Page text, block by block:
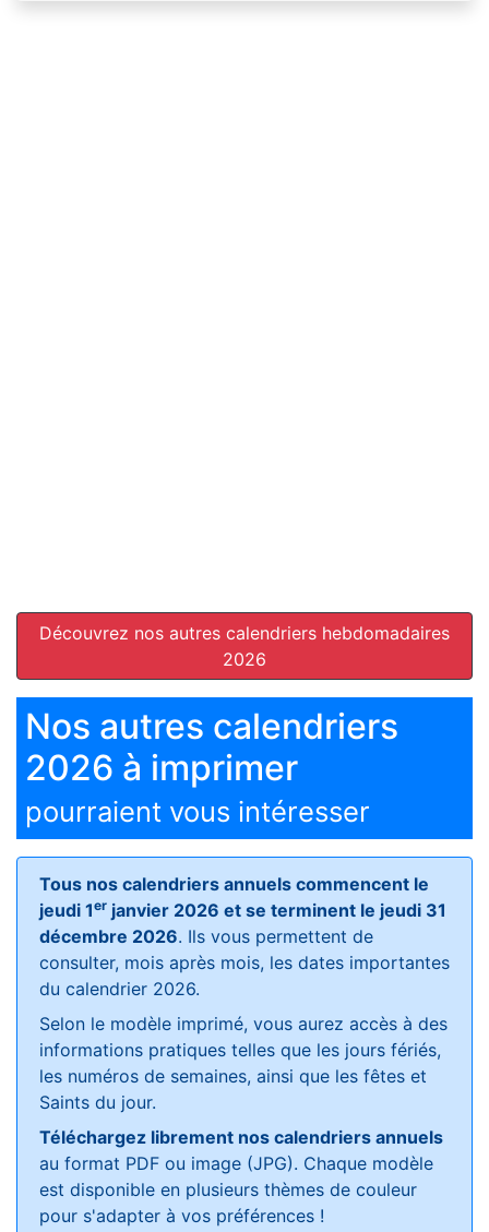
Découvrez nos autres calendriers hebdomadaires
2026
Nos autres calendriers
2026 à imprimer
pourraient vous intéresser
Tous nos calendriers annuels commencent le
jeudi 1er janvier 2026 et se terminent le jeudi 31
décembre 2026. Ils vous permettent de
consulter, mois après mois, les dates importantes
du calendrier 2026.
Selon le modèle imprimé, vous aurez accès à des
informations pratiques telles que les jours fériés,
les numéros de semaines, ainsi que les fêtes et
Saints du jour.
Téléchargez librement nos calendriers annuels
au format PDF ou image (JPG). Chaque modèle
est disponible en plusieurs thèmes de couleur
pour s'adapter à vos préférences !